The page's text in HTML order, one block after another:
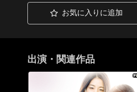
お気に入りに追加
出演・関連作品